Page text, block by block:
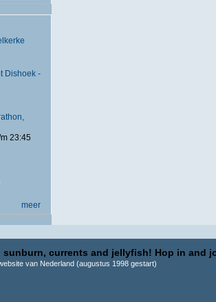
Dishoek -
23:45
meer
sunburn, currents and jellyfish! Hop in and
van Nederland (augustus 1998 gestart)